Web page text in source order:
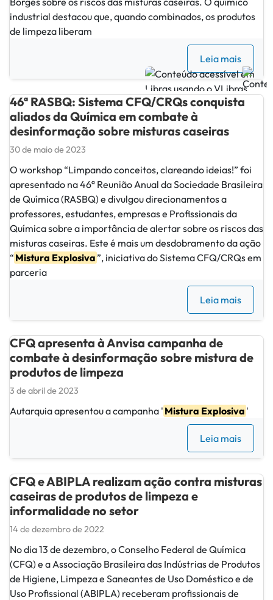
industrial destacou que, quando combinados, os produtos
de limpeza liberam
Leia mais
46ª RASBQ: Sistema CFQ/CRQs conquista
aliados da Química em combate à
desinformação sobre misturas caseiras
30 de maio de 2023
O workshop “Limpando conceitos, clareando ideias!” foi
apresentado na 46ª Reunião Anual da Sociedade Brasileira
de Química (RASBQ) e divulgou direcionamentos a
professores, estudantes, empresas e Profissionais da
Química sobre a importância de alertar sobre os riscos das
misturas caseiras. Este é mais um desdobramento da ação
“ Mistura Explosiva ”, iniciativa do Sistema CFQ/CRQs em
parceria
Leia mais
CFQ apresenta à Anvisa campanha de
combate à desinformação sobre mistura de
produtos de limpeza
3 de abril de 2023
Autarquia apresentou a campanha ' Mistura Explosiva '
Leia mais
CFQ e ABIPLA realizam ação contra misturas
caseiras de produtos de limpeza e
informalidade no setor
14 de dezembro de 2022
No dia 13 de dezembro, o Conselho Federal de Química
(CFQ) e a Associação Brasileira das Indústrias de Produtos
de Higiene, Limpeza e Saneantes de Uso Doméstico e de
Uso Profissional (ABIPLA) receberam profissionais de